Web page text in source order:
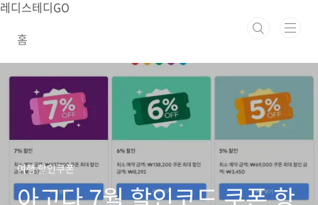
본문 바로가기
레디스테디GO
홈
여행 할인쿠폰
아고다 7월 할인코드 쿠폰 항